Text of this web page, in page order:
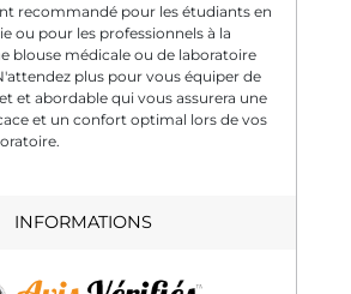
recommandé pour les étudiants en
ou pour les professionnels à la
blouse médicale ou de laboratoire
plus pour vous équiper de
et abordable qui vous assurera une
et un confort optimal lors de vos
INFORMATIONS